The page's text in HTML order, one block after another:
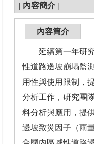
| 內容簡介 |
內容簡介
延續第一年研究
性道路邊坡崩塌監
用性與使用限制，
分析工作，研究團
料分析與應用，提
邊坡致災因子（雨